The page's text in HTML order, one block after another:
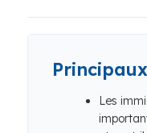
Les